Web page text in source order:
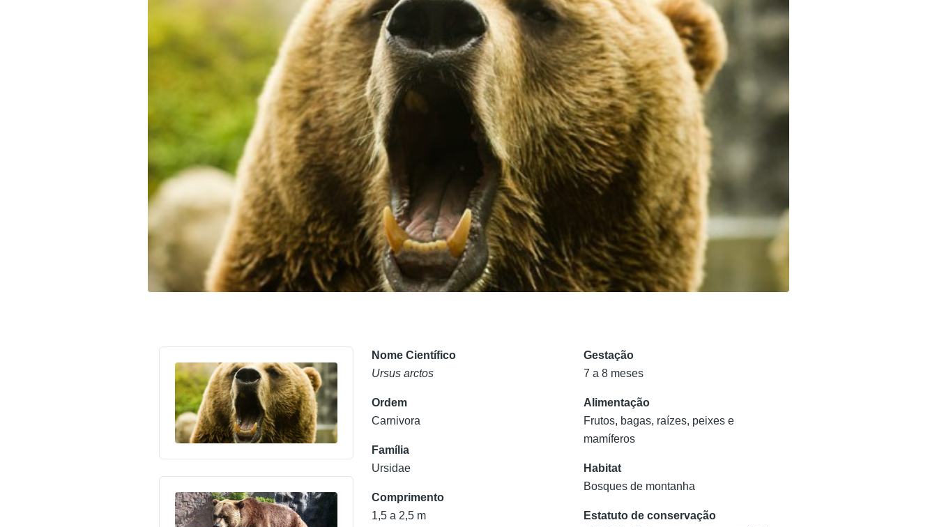
Nome Científico
Ursus arctos
Ordem
Carnivora
Família
Ursidae
Comprimento
1,5 a 2,5 m
Gestação
7 a 8 meses
Alimentação
Frutos, bagas, raízes, peixes e
mamíferos
Habitat
Bosques de montanha
Estatuto de conservação